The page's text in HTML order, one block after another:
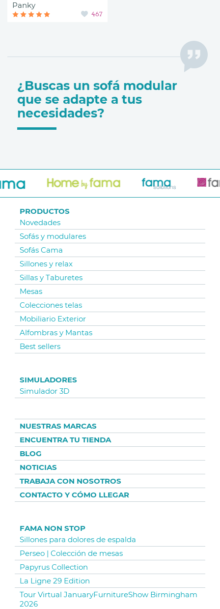
¿Buscas un sofá modular
que se adapte a tus
necesidades?
Panky
467
PRODUCTOS
Novedades
Sofás y modulares
Sofás Cama
Sillones y relax
Sillas y Taburetes
Mesas
Colecciones telas
Mobiliario Exterior
Alfombras y Mantas
Best sellers
SIMULADORES
Simulador 3D
NUESTRAS MARCAS
ENCUENTRA TU TIENDA
BLOG
NOTICIAS
TRABAJA CON NOSOTROS
CONTACTO Y CÓMO LLEGAR
FAMA NON STOP
Sillones para dolores de espalda
Perseo | Colección de mesas
Papyrus Collection
La Ligne 29 Edition
Tour Virtual JanuaryFurnitureShow Birmingham
2026